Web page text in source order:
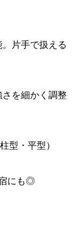
片手で扱える
を細かく調整
型・平型）
にも◎